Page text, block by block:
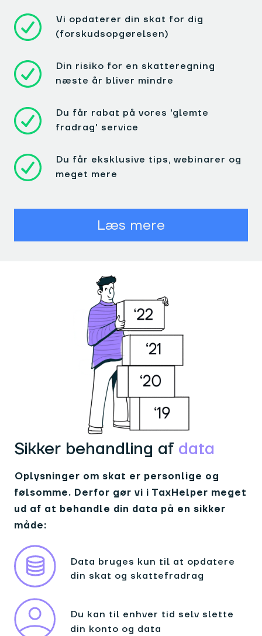
Vi opdaterer din skat for dig
(forskudsopgørelsen)
Din risiko for en skatteregning
næste år bliver mindre
Du får rabat på vores 'glemte
fradrag' service
Du får eksklusive tips, webinarer og
meget mere
Læs mere
Sikker behandling af data
Oplysninger om skat er personlige og
følsomme. Derfor gør vi i TaxHelper meget
ud af at behandle din data på en sikker
måde:
Data bruges kun til at opdatere
din skat og skattefradrag
Du kan til enhver tid selv slette
din konto og data